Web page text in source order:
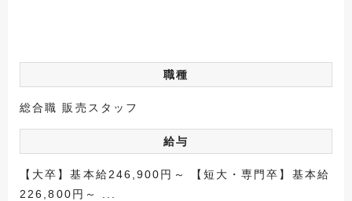
職種
総合職 販売スタッフ
給与
【大卒】基本給246,900円～ 【短大・専門卒】基本給
226,800円～ ...